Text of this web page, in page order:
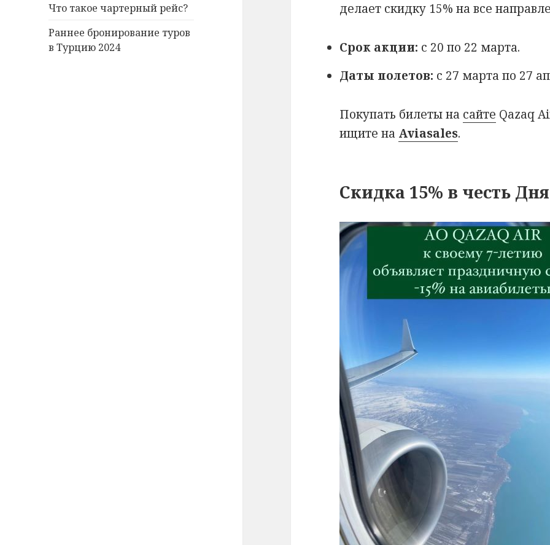
Что такое чартерный рейс?
Раннее бронирование туров
в Турцию 2024
делает скидку 15% на все
Срок акции: с 20 по 22 марта.
Даты полетов: с 27 марта по 27
Покупать билеты на сайте Qazaq
ищите на Aviasales.
Скидка 15% в честь